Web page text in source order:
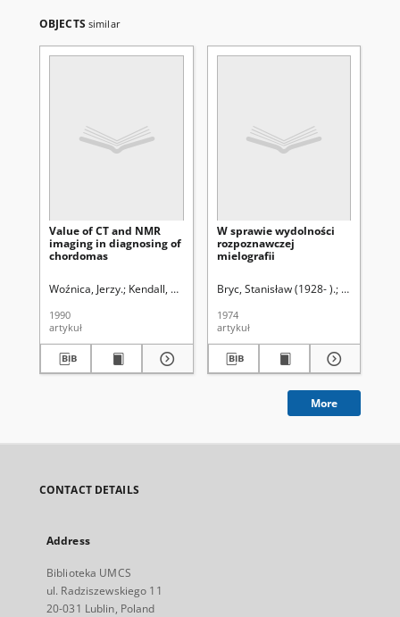
OBJECTS similar
Value of CT and NMR
imaging in diagnosing of
chordomas
Woźnica, Jerzy. Kendall, Brian Ernest (1929-2015). Bryc, Stanisław
1990
artykuł
W sprawie wydolności
rozpoznawczej
mielografii
Bryc, Stanisław (1928- ). Woźnica,
1974
artykuł
More
CONTACT DETAILS
Address
Biblioteka UMCS
ul. Radziszewskiego 11
20-031 Lublin, Poland